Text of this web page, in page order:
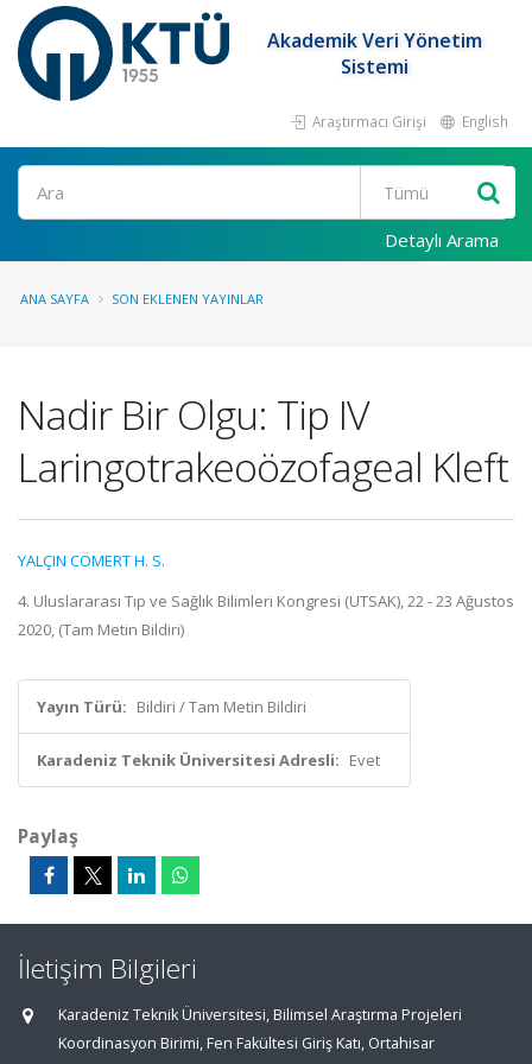
Akademik Veri Yönetim
Sistemi
Araştırmacı Girişi English
Ara
Detaylı Arama
ANA SAYFA SON EKLENEN YAYINLAR
Nadir Bir Olgu: Tip IV
Laringotrakeoözofageal Kleft
YALÇIN CÖMERT H. S.
4. Uluslararası Tıp ve Sağlık Bilimleri Kongresi (UTSAK), 22 - 23 Ağustos
2020, (Tam Metin Bildiri)
Yayın Türü: Bildiri / Tam Metin Bildiri
Karadeniz Teknik Üniversitesi Adresli: Evet
Paylaş
İletişim Bilgileri
Karadeniz Teknik Üniversitesi, Bilimsel Araştırma Projeleri
Koordinasyon Birimi, Fen Fakültesi Giriş Katı, Ortahisar